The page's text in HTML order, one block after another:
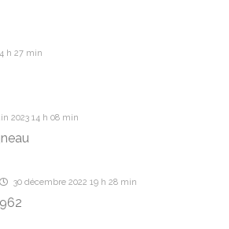
h 27 min
2023 14 h 08 min
30 décembre 2022 19 h 28 min